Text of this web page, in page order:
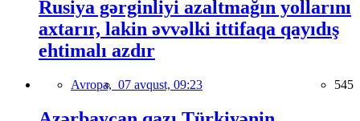
Rusiya gərginliyi azaltmağın yollarını
axtarır, lakin əvvəlki ittifaqa qayıdış
ehtimalı azdır
Avropa, 07 avqust, 09:23 545